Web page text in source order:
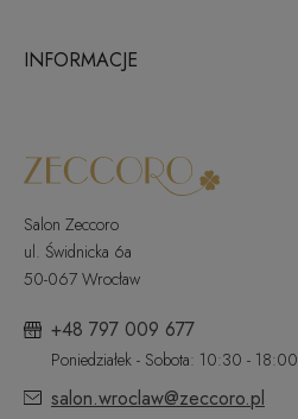
INFORMACJE
Salon Zeccoro
ul. Świdnicka 6a
50-067 Wrocław
+48 797 009 677
Poniedziałek - Sobota: 10:30 - 18:00
salon.wroclaw@zeccoro.pl